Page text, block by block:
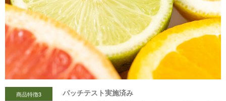
商品特徴3 パッチテスト実施済み